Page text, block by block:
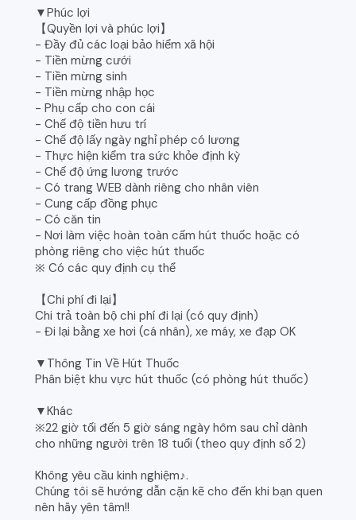
▼Phúc lợi
【Quyền lợi và phúc lợi】
- Đầy đủ các loại bảo hiểm xã hội
- Tiền mừng cưới
- Tiền mừng sinh
- Tiền mừng nhập học
- Phụ cấp cho con cái
- Chế độ tiền hưu trí
- Chế độ lấy ngày nghỉ phép có lương
- Thực hiện kiểm tra sức khỏe định kỳ
- Chế độ ứng lương trước
- Có trang WEB dành riêng cho nhân viên
- Cung cấp đồng phục
- Có căn tin
- Nơi làm việc hoàn toàn cấm hút thuốc hoặc có
phòng riêng cho việc hút thuốc
※ Có các quy định cụ thể
【Chi phí đi lại】
Chi trả toàn bộ chi phí đi lại (có quy định)
- Đi lại bằng xe hơi (cá nhân), xe máy, xe đạp OK
▼Thông Tin Về Hút Thuốc
Phân biệt khu vực hút thuốc (có phòng hút thuốc)
▼Khác
※22 giờ tối đến 5 giờ sáng ngày hôm sau chỉ dành
cho những người trên 18 tuổi (theo quy định số 2)
Không yêu cầu kinh nghiệm♪.
Chúng tôi sẽ hướng dẫn cặn kẽ cho đến khi bạn quen
nên hãy yên tâm!!